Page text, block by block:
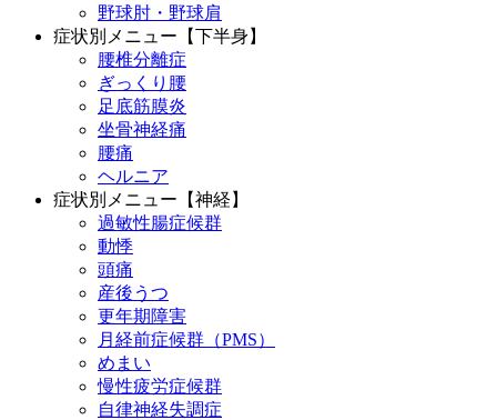
野球肘・野球肩
症状別メニュー【下半身】
腰椎分離症
ぎっくり腰
足底筋膜炎
坐骨神経痛
腰痛
ヘルニア
症状別メニュー【神経】
過敏性腸症候群
動悸
頭痛
産後うつ
更年期障害
月経前症候群（PMS）
めまい
慢性疲労症候群
自律神経失調症